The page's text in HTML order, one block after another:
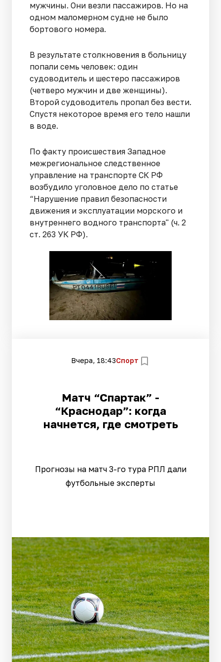
мужчины. Они везли пассажиров. Но на
одном маломерном судне не было
бортового номера.
В результате столкновения в больницу
попали семь человек: один
судоводитель и шестеро пассажиров
(четверо мужчин и две женщины).
Второй судоводитель пропал без вести.
Спустя некоторое время его тело нашли
в воде.
По факту происшествия Западное
межрегиональное следственное
управление на транспорте СК РФ
возбудило уголовное дело по статье
“Нарушение правил безопасности
движения и эксплуатации морского и
внутреннего водного транспорта" (ч. 2
ст. 263 УК РФ).
Вчера, 18:43Спорт
Матч “Спартак” -
“Краснодар”: когда
начнется, где смотреть
Прогнозы на матч 3-го тура РПЛ дали
футбольные эксперты